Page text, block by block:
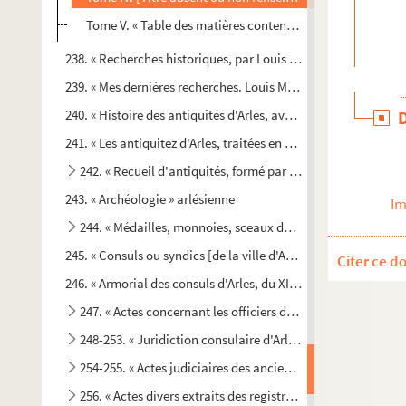
Tome V. « Table des matières contenues dans les quatre
238. « Recherches historiques, par Louis Mège »
239. « Mes dernières recherches. Louis Mège »
240. « Histoire des antiquités d'Arles, avec plusieurs écrits et
241. « Les antiquitez d'Arles, traitées en manière d'entretien
242. « Recueil d'antiquités, formé par M
Laurent
243. « Archéologie » arlésienne
244. « Médailles, monnoies, sceaux de Provence et de la
245. « Consuls ou syndics [de la ville d'Arles] depuis l'année
246. « Armorial des consuls d'Arles, du XI siècle jusqu'en 1781 »
247. « Actes concernant les officiers des différents
248-253. « Juridiction consulaire d'Arles »
254-255. « Actes judiciaires des anciennes juridictions
256. « Actes divers extraits des registres de la juridiction
Citer ce